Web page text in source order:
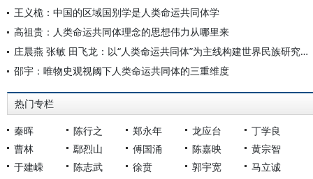
王义桅：中国的区域国别学是人类命运共同体学
高祖贵：人类命运共同体理念的思想伟力从哪里来
庄晨燕 张敏 田飞龙：以“人类命运共同体”为主线构建世界民族研究自主知识体系
邵宇：唯物史观视阈下人类命运共同体的三重维度
热门专栏
秦晖 陈行之 郑永年 龙应台
丁学良
曹林
鄢烈山 傅国涌 陈嘉映
黄宗智
于建嵘
陈志武 徐贲 郭宇宽
马立诚